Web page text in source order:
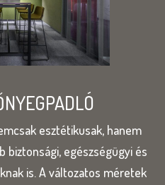
esztétikusak, hanem
biztonsági, egészségügyi és
is. A változatos méretek